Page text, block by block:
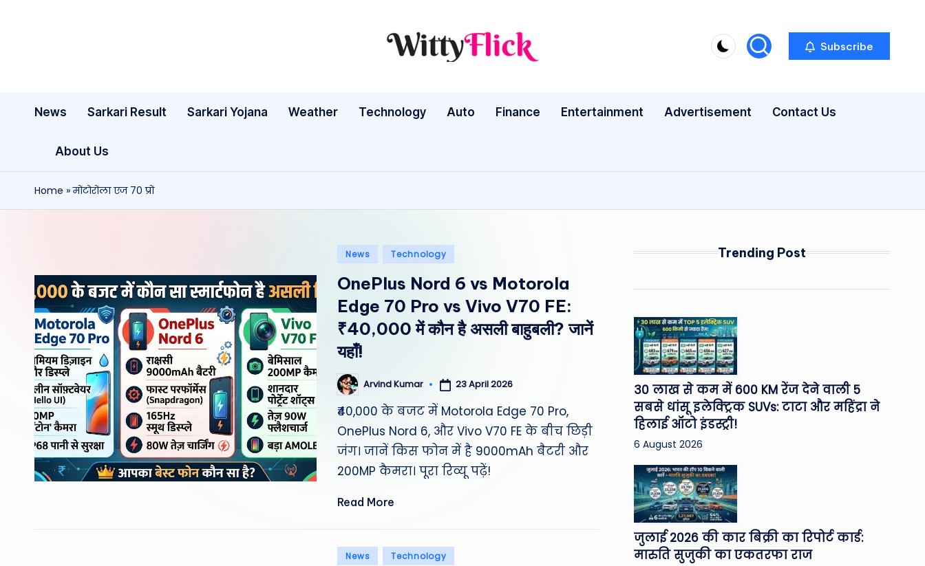
W
ty
ic
k:
te
st
e
a
th
er
WittyFlick:
Tech
Subscribe
News Sarkari Result Sarkari Yojana Weather Technology Auto Finance Entertainment Advertisement Contact Us
About Us
Home »मोटोरोला एज 70 प्रो
Posted
News Technology
OnePlus Nord 6 vs Motorola
Edge 70 Pro vs Vivo V70 FE:
₹40,000 में कौन है असली बाहुबली? जानें
यहाँ!
Posted
by
Arvind Kumar 23 April 2026
₹40,000 के बजट में Motorola Edge 70 Pro,
OnePlus Nord 6, और Vivo V70 FE के बीच छिड़ी
जंग। जानें किस फोन में है 9000mAh बैटरी और
200MP कैमरा। पूरा रिव्यू पढ़ें!
Read More
Posted
News Technology
Trending Post
30 लाख से कम में 600 KM रेंज देने वाली 5
सबसे धांसू इलेक्ट्रिक SUVs: टाटा और महिंद्रा ने
हिलाई ऑटो इंडस्ट्री!
6 August 2026
जुलाई 2026 की कार बिक्री का रिपोर्ट कार्ड:
मारुति सुजुकी का एकतरफा राज